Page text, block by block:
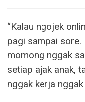
“Kalau ngojek
pagi sampai sore.
momong nggak
setiap ajak anak,
nggak kerja nggak